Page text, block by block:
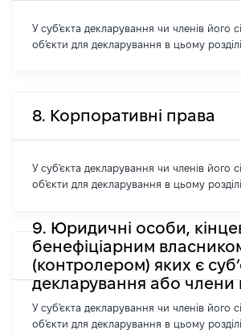
У суб'єкта декларування чи членів його
об'єкти для декларування в цьому
8. Корпоративні права
У суб'єкта декларування чи членів його
об'єкти для декларування в цьому
9. Юридичні особи,
бенефіціарним
(контролером) яких є
декларування або члени
У суб'єкта декларування чи членів його
об'єкти для декларування в цьому